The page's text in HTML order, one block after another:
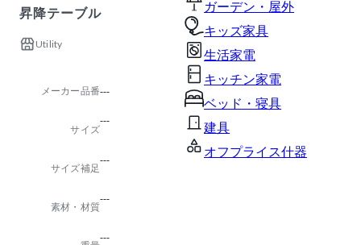
ガーデン・屋外
キッズ家具
生活家電
キッチン家電
ベッド・寝具
建具
オフプライス什器
昇降テーブル
Utility
メーカー品番---
サイズ
---
サイズ補足
---
素材・材質
---
---